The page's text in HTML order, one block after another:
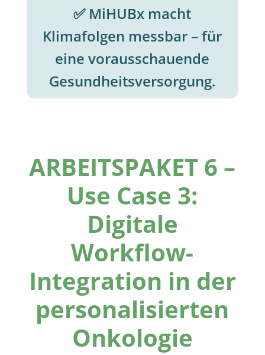
✅ MiHUBx macht
Klimafolgen messbar – für
eine vorausschauende
Gesundheitsversorgung.
ARBEITSPAKET 6 –
Use Case 3:
Digitale
Workflow-
Integration in der
personalisierten
Onkologie